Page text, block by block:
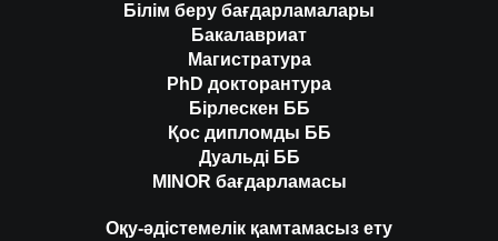
Білім беру бағдарламалары
Бакалавриат
Магистратура
PhD докторантура
Бірлескен ББ
Қос дипломды ББ
Дуальді ББ
MINOR бағдарламасы
Оқу-әдістемелік қамтамасыз ету